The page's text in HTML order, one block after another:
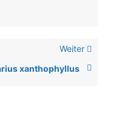
Weiter
xanthophyllus